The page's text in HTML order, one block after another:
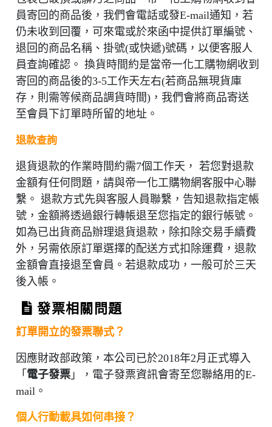
員寄回的商品後，我們會電話或發E-mail通知，若
仍未收到回覆，可來電或於來函中提供訂單編號、
退回的商品名稱、掛號(或快遞)號碼，以便客服人
員查詢確認。 換貨時間約是當帝一化工購物網收到
寄回的商品後的3-5工作天左右(若商品無現貨庫
存，則需等候商品調貨時間)，我們會將商品寄送
至會員下訂單時所留的地址。
退款查詢
退貨退款的作業時間約需7個工作天， 若您對退款
金額有任何問題，請與帝一化工購物網客服中心聯
繫。 退款方式先與客服人員聯繫，告知退款指定帳
號，金額將透過銀行轉帳退至您指定的銀行帳號。
如為已出貨商品辦理退貨退款，除扣除交易手續費
外，另需依原訂單選擇的配送方式扣除運費，退款
金額會直接退至會員。若退款成功，一般可於三天
後入帳。
發票相關問題
訂單開立的發票聯式？
因應財政部政策，本公司已於2018年2月正式導入
「 電子發票」，電子發票資訊會寄至您聯絡用的E-
mail。
個人行動載具如何串接？